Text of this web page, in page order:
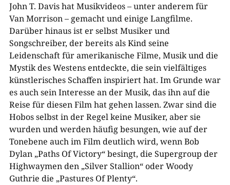
John T. Davis hat Musikvideos – unter anderem für
Van Morrison – gemacht und einige Langfilme.
Darüber hinaus ist er selbst Musiker und
Songschreiber, der bereits als Kind seine
Leidenschaft für amerikanische Filme, Musik und die
Mystik des Westens entdeckte, die sein vielfältiges
künstlerisches Schaffen inspiriert hat. Im Grunde war
es auch sein Interesse an der Musik, das ihn auf die
Reise für diesen Film hat gehen lassen. Zwar sind die
Hobos selbst in der Regel keine Musiker, aber sie
wurden und werden häufig besungen, wie auf der
Tonebene auch im Film deutlich wird, wenn Bob
Dylan „Paths Of Victory“ besingt, die Supergroup der
Highwaymen den „Silver Stallion“ oder Woody
Guthrie die „Pastures Of Plenty“.